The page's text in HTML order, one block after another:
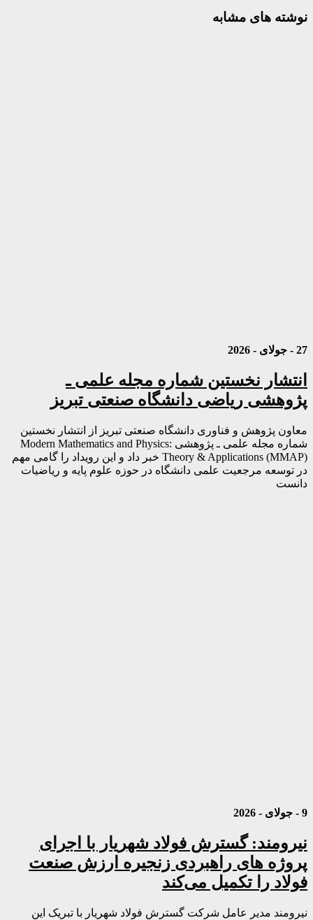
نوشته های مشابه
27 - جولای - 2026
انتشار نخستین شماره مجله علمی ـ
پژوهشی ریاضی دانشگاه صنعتی تبریز
معاون پژوهش و فناوری دانشگاه صنعتی تبریز از انتشار نخستین
شماره مجله علمی ـ پژوهشی Modern Mathematics and Physics:
Theory & Applications (MMAP) خبر داد و این رویداد را گامی مهم
در توسعه مرجعیت علمی دانشگاه در حوزه علوم پایه و ریاضیات
دانست
9 - جولای - 2026
نیرومند: گسترش فولاد شهریار با اجرای
پروژه های راهبردی زنجیره ارزش صنعت
فولاد را تکمیل می‌کند
نیرومند مدیر عامل شرکت گسترش فولاد شهریار با تبریک این